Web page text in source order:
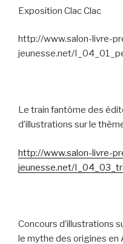
Exposition Clac Clac
http://www.salon-livre-
jeunesse.net/
Le train fantôme des
d’illustrations sur le
http://www.salon-livre-
jeunesse.net/
Concours d’illustrations
le mythe des origines en